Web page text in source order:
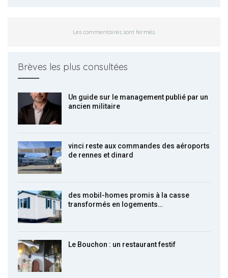
Les commentaires sont fermés.
Brèves les plus consultées
Un guide sur le management publié par un
ancien militaire
vinci reste aux commandes des aéroports
de rennes et dinard
des mobil-homes promis à la casse
transformés en logements…
Le Bouchon : un restaurant festif